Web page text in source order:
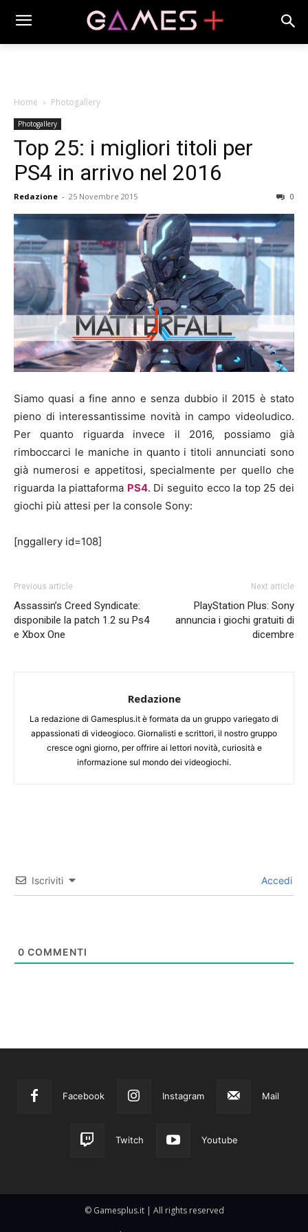
Home Photogallery
Photogallery
Top 25: i migliori titoli per
PS4 in arrivo nel 2016
Redazione - 25 Novembre 2015 0
Siamo quasi a fine anno e senza dubbio il 2015 è stato
pieno di interessantissime novità in campo videoludico.
Per quanto riguarda invece il 2016, possiamo già
rimboccarci le maniche in quanto i titoli annunciati sono
già numerosi e appetitosi, specialmente per quello che
riguarda la piattaforma PS4. Di seguito ecco la top 25 dei
giochi più attesi per la console Sony:
[nggallery id=108]
Previous article
Assassin’s Creed Syndicate:
disponibile la patch 1.2 su Ps4
e Xbox One
Next article
PlayStation Plus: Sony
annuncia i giochi gratuiti di
dicembre
Redazione
La redazione di Gamesplus.it è formata da un gruppo variegato di
appassionati di videogioco. Giornalisti e scrittori, il nostro gruppo
cresce ogni giorno, per offrire ai lettori novità, curiosità e
informazione sul mondo dei videogiochi.
Iscriviti Accedi
0 COMMENTI
Facebook Instagram Mail
Twitch Youtube
© Gamesplus.it | All rights reserved